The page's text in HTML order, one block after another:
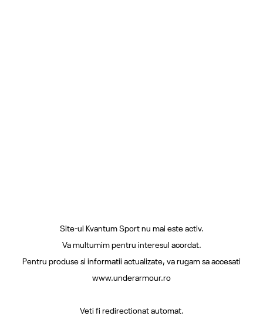
Site-ul Kvantum Sport nu mai este activ.
Va multumim pentru interesul acordat.
Pentru produse si informatii actualizate, va rugam sa accesati
www.underarmour.ro
Veti fi redirectionat automat.